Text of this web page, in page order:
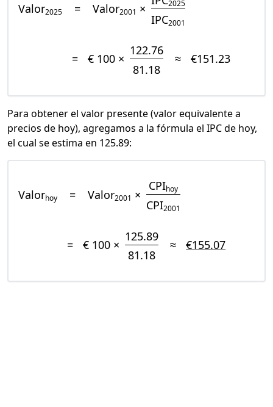
Valor2025 = Valor2001 × 2025
IPC2001
= € 100 ×
122.76
81.18
≈ €151.23
Para obtener el valor presente (valor equivalente a
precios de hoy), agregamos a la fórmula el IPC de hoy,
el cual se estima en 125.89:
Valorhoy = Valor2001 ×
CPIhoy
CPI2001
= € 100 ×
125.89
81.18
≈ €155.07